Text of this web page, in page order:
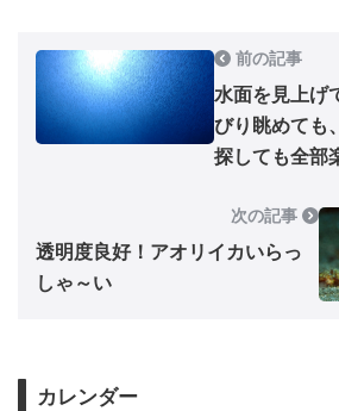
前の記事
水面を見上げ
びり眺めても
探しても全部
次の記事
透明度良好！アオリイカいらっ
しゃ～い
カレンダー